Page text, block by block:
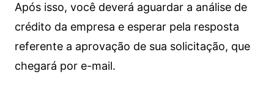
Após isso, você deverá aguardar a análise de
crédito da empresa e esperar pela resposta
referente a aprovação de sua solicitação, que
chegará por e-mail.